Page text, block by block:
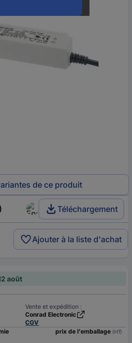
de ce produit
Téléchargement
Ajouter à la liste d'achat
août
Vente et expédition :
Conrad Electronic
CGV
prix de l'emballage (HT)